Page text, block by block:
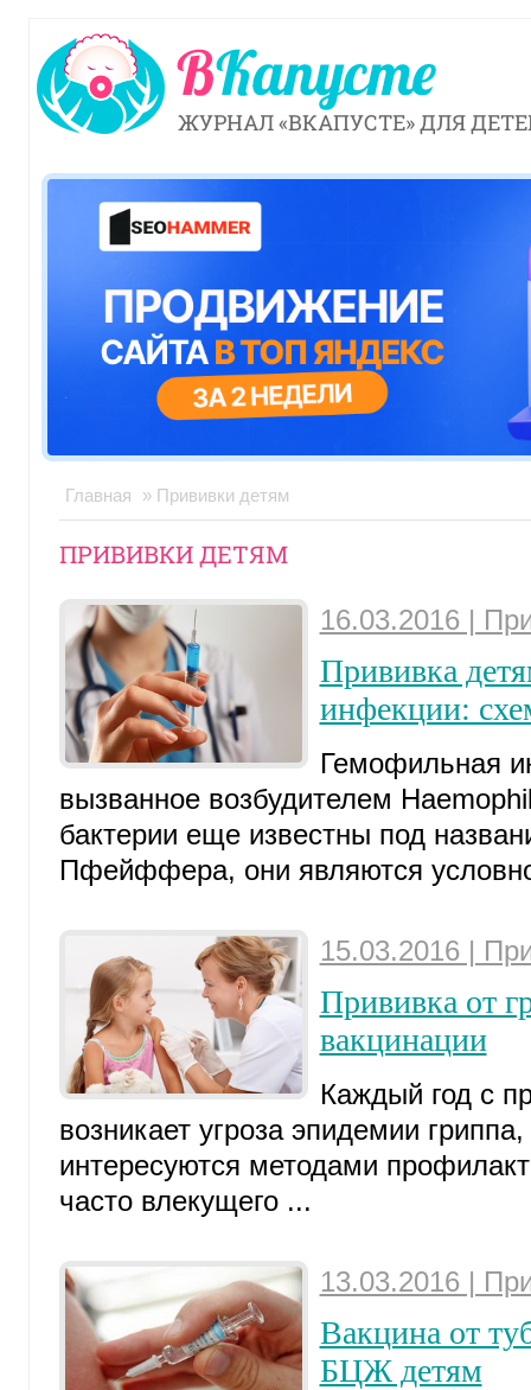
ЖУРНАЛ «ВКАПУСТЕ» ДЛЯ
Главная » Прививки детям
ПРИВИВКИ ДЕТЯМ
16.03.2016 |
Прививка
инфекции:
Гемофильная
вызванное возбудителем
бактерии еще известны под
Пфейффера, они являются
15.03.2016 |
Прививка от
вакцинации
Каждый год с
возникает угроза эпидемии
интересуются методами
часто влекущего ...
13.03.2016 |
Вакцина от
БЦЖ детям